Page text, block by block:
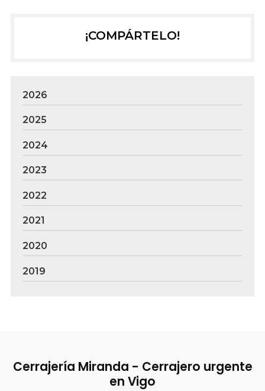
¡COMPÁRTELO!
2026
2025
2024
2023
2022
2021
2020
2019
Cerrajería Miranda - Cerrajero urgente
en Vigo